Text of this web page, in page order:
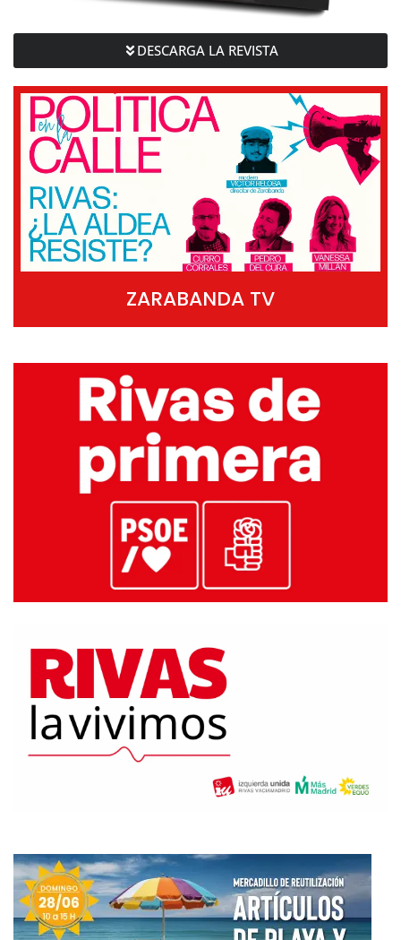
DESCARGA LA REVISTA
ZARABANDA TV